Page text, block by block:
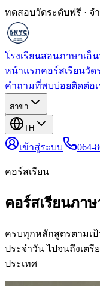
ทดสอบวัดระดับฟรี · จ
โรงเรียนสอนภาษาเอ็
หน้าแรกคอร์สเรียนวัด
คำถามที่พบบ่อยติดต่อเ
สาขา
TH
เข้าสู่ระบบ 064-
คอร์สเรียน
คอร์สเรียนภา
ครบทุกหลักสูตรตามเ
ประจำวัน ไปจนถึงเต
ประเทศ